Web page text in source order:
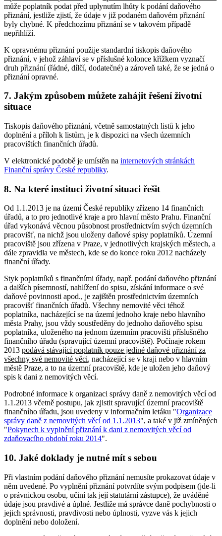
může poplatník podat před uplynutím lhůty k podání daňového
přiznání, jestliže zjistí, že údaje v již podaném daňovém přiznání
byly chybné. K předchozímu přiznání se v takovém případě
nepřihlíží.
K opravnému přiznání použije standardní tiskopis daňového
přiznání, v jehož záhlaví se v příslušné kolonce křížkem vyznačí
druh přiznání (řádné, dílčí, dodatečné) a zároveň také, že se jedná o
přiznání opravné.
7. Jakým způsobem můžete zahájit řešení životní
situace
Tiskopis daňového přiznání, včetně samostatných listů k jeho
doplnění a příloh k listům, je k dispozici na všech územních
pracovištích finančních úřadů.
V elektronické podobě je umístěn na internetových stránkách
Finanční správy České republiky.
8. Na které instituci životní situaci řešit
Od 1.1.2013 je na území České republiky zřízeno 14 finančních
úřadů, a to pro jednotlivé kraje a pro hlavní město Prahu. Finanční
úřad vykonává věcnou působnost prostřednictvím svých územních
pracovišť, na nichž jsou uloženy daňové spisy poplatníků. Územní
pracoviště jsou zřízena v Praze, v jednotlivých krajských městech, a
dále zpravidla ve městech, kde se do konce roku 2012 nacházely
finanční úřady.
Styk poplatníků s finančními úřady, např. podání daňového přiznání
a dalších písemností, nahlížení do spisu, získání informace o své
daňové povinnosti apod., je zajištěn prostřednictvím územních
pracovišť finančních úřadů. Všechny nemovité věci téhož
poplatníka, nacházející se na území jednoho kraje nebo hlavního
města Prahy, jsou vždy soustředěny do jednoho daňového spisu
poplatníka, uloženého na jednom územním pracovišti příslušného
finančního úřadu (spravující územní pracoviště). Počínaje rokem
2013 podává stávající poplatník pouze jediné daňové přiznání za
všechny své nemovité věci, nacházející se v kraji nebo v hlavním
městě Praze, a to na územní pracoviště, kde je uložen jeho daňový
spis k dani z nemovitých věcí.
Podrobné informace k organizaci správy daně z nemovitých věcí od
1.1.2013 včetně postupu, jak zjistit spravující územní pracoviště
finančního úřadu, jsou uvedeny v informačním letáku "Organizace
správy daně z nemovitých věcí od 1.1.2013", a také v již zmíněných
"Pokynech k vyplnění přiznání k dani z nemovitých věcí od
zdaňovacího období roku 2014".
10. Jaké doklady je nutné mít s sebou
Při vlastním podání daňového přiznání nemusíte prokazovat údaje v
něm uvedené. Po vyplnění přiznání potvrdíte svým podpisem (jde-li
o právnickou osobu, učiní tak její statutární zástupce), že uváděné
údaje jsou pravdivé a úplné. Jestliže má správce daně pochybnosti o
jejich správnosti, pravdivosti nebo úplnosti, vyzve vás k jejich
doplnění nebo doložení.